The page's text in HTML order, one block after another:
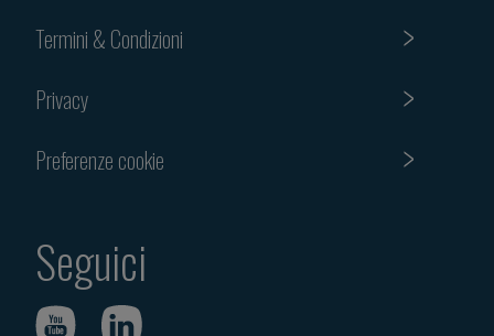
Termini & Condizioni
Privacy
Preferenze cookie
Seguici